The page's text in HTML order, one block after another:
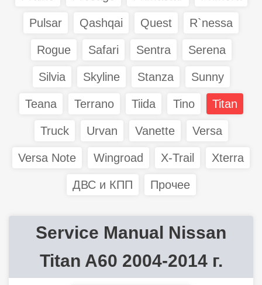
Pulsar Qashqai Quest R`nessa
Rogue Safari Sentra Serena
Silvia Skyline Stanza Sunny
Teana Terrano Tiida Tino Titan
Truck Urvan Vanette Versa
Versa Note Wingroad X-Trail Xterra
ДВС и КПП Прочее
Service Manual Nissan
Titan A60 2004-2014 г.